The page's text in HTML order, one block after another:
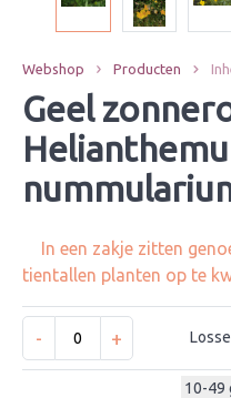
Webshop Producten
Geel
In een zakje zitten
tientallen planten op te
- +
10-49